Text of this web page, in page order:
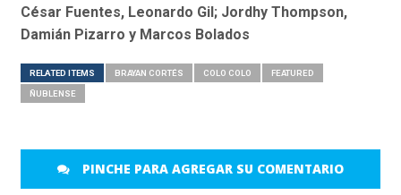
César Fuentes, Leonardo Gil; Jordhy Thompson,
Damián Pizarro y Marcos Bolados
RELATED ITEMS BRAYAN CORTÉS COLO COLO FEATURED
ÑUBLENSE
PINCHE PARA AGREGAR SU COMENTARIO